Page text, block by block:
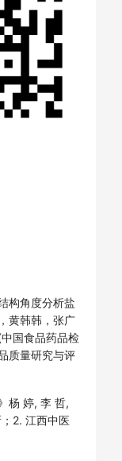
构角度分析盐
黄韩韩，张广
国食品药品检
质量研究与评
杨 婷, 李 哲,
2. 江西中医